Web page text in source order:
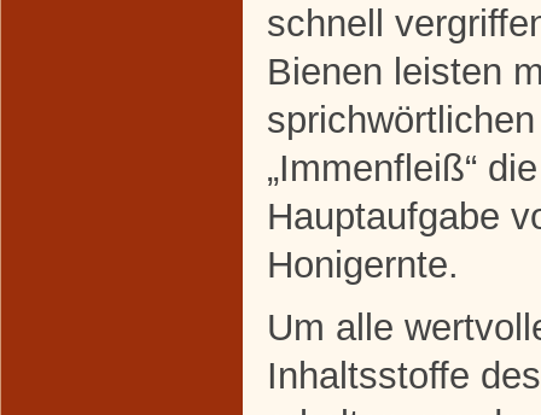
schnell
Bienen leisten
sprichwörtlichen
„Immenfleiß“ die
Hauptaufgabe
Honigernte.
Um alle
Inhaltsstoffe